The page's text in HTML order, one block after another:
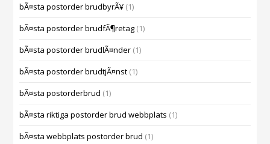
bÃ¤sta postorder brudbyrÃ¥ (1)
bÃ¤sta postorder brudfÃ¶retag (1)
bÃ¤sta postorder brudlÃ¤nder (1)
bÃ¤sta postorder brudtjÃ¤nst (1)
bÃ¤sta postorderbrud (1)
bÃ¤sta riktiga postorder brud webbplats (1)
bÃ¤sta webbplats postorder brud (1)